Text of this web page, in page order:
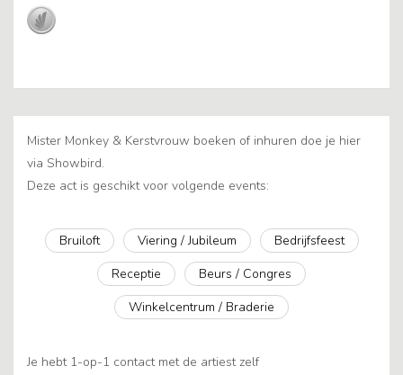
Mister Monkey & Kerstvrouw boeken of inhuren doe je hier
via Showbird.
Deze act is geschikt voor volgende events:
Bruiloft Viering / Jubileum
Bedrijfsfeest
Receptie
Beurs / Congres
Winkelcentrum / Braderie
Je hebt 1-op-1 contact met de artiest zelf